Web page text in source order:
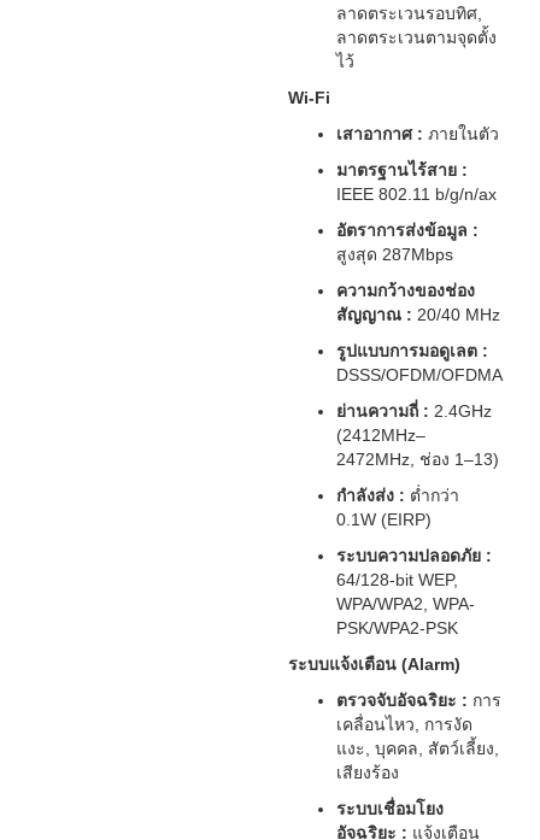
ลาดตระเวนรอบทิศ,
ลาดตระเวนตามจุดตั้ง
ไว้
Wi-Fi
เสาอากาศ : ภายในตัว
มาตรฐานไร้สาย :
IEEE 802.11 b/g/n/ax
อัตราการส่งข้อมูล :
สูงสุด 287Mbps
ความกว้างของช่อง
สัญญาณ : 20/40 MHz
รูปแบบการมอดูเลต :
DSSS/OFDM/OFDMA
ย่านความถี่ : 2.4GHz
(2412MHz–
2472MHz, ช่อง 1–13)
กำลังส่ง : ต่ำกว่า
0.1W (EIRP)
ระบบความปลอดภัย :
64/128-bit WEP,
WPA/WPA2, WPA-
PSK/WPA2-PSK
ระบบแจ้งเตือน (Alarm)
ตรวจจับอัจฉริยะ : การ
เคลื่อนไหว, การงัด
แงะ, บุคคล, สัตว์เลี้ยง,
เสียงร้อง
ระบบเชื่อมโยง
อัจฉริยะ : แจ้งเตือน